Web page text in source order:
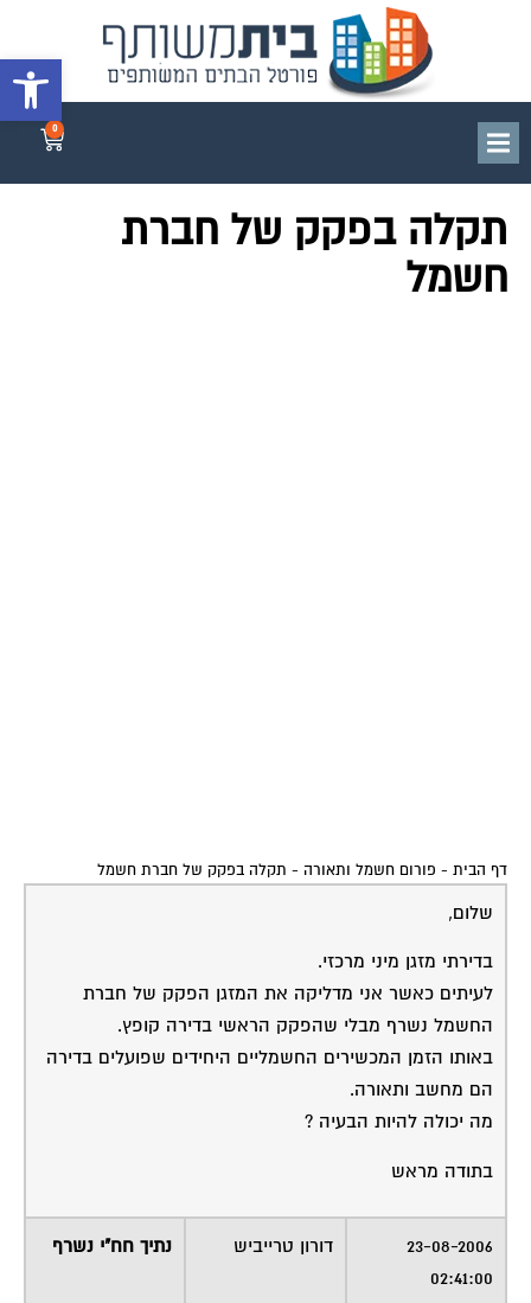
פתח
0
תקלה בפקק של חברת
חשמל
דף הבית - פורום חשמל ותאורה - תקלה בפקק של חברת חשמל
שלום,
בדירתי מזגן מיני מרכזי.
לעיתים כאשר אני מדליקה את המזגן הפקק של חברת
החשמל נשרף מבלי שהפקק הראשי בדירה קופץ.
באותו הזמן המכשירים החשמליים היחידים שפועלים בדירה
הם מחשב ותאורה.
מה יכולה להיות הבעיה ?
בתודה מראש
23-08-2006
02:41:00
דורון טרייביש נתיך חח"י נשרף